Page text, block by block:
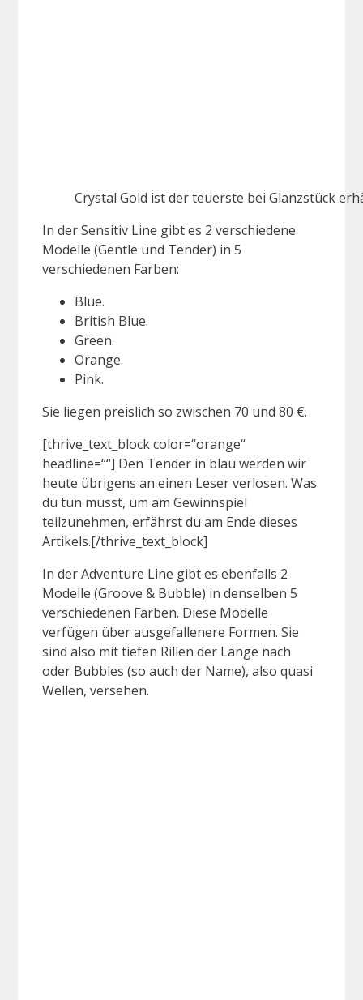
Crystal Gold ist der teuerste bei Glanzstück
In der Sensitiv Line gibt es 2 verschiedene
Modelle (Gentle und Tender) in 5
verschiedenen Farben:
Blue.
British Blue.
Green.
Orange.
Pink.
Sie liegen preislich so zwischen 70 und 80 €.
[thrive_text_block color=“orange“
headline=““] Den Tender in blau werden wir
heute übrigens an einen Leser verlosen. Was
du tun musst, um am Gewinnspiel
teilzunehmen, erfährst du am Ende dieses
Artikels.[/thrive_text_block]
In der Adventure Line gibt es ebenfalls 2
Modelle (Groove & Bubble) in denselben 5
verschiedenen Farben. Diese Modelle
verfügen über ausgefallenere Formen. Sie
sind also mit tiefen Rillen der Länge nach
oder Bubbles (so auch der Name), also quasi
Wellen, versehen.